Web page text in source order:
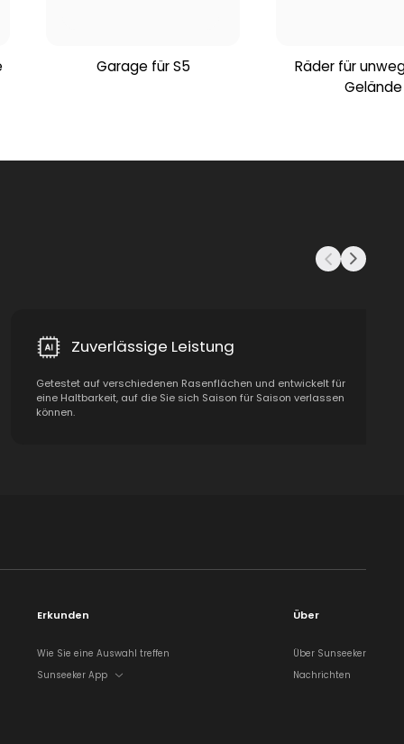
Garage für S5
Räder für
Gelände
Zuverlässige Leistung
Getestet auf verschiedenen Rasenflächen und entwickelt für
eine Haltbarkeit, auf die Sie sich Saison für Saison verlassen
können.
Erkunden
Wie Sie eine Auswahl treffen
Sunseeker App
Über
Über Sunseeker
Nachrichten